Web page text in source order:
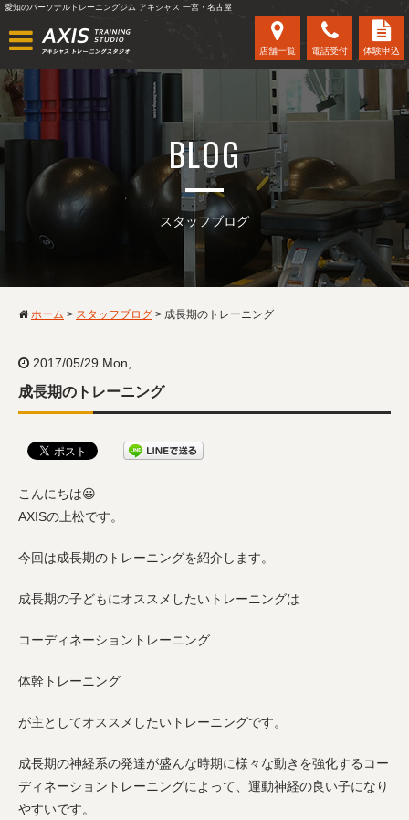
愛知のパーソナルトレーニングジム アキシャス 一宮・名古屋
店舗一覧 電話受付 体験申込
BLOG
スタッフブログ
ホーム > スタッフブログ > 成長期のトレーニング
2017/05/29 Mon,
成長期のトレーニング
こんにちは😃
AXISの上松です。
今回は成長期のトレーニングを紹介します。
成長期の子どもにオススメしたいトレーニングは
コーディネーショントレーニング
体幹トレーニング
が主としてオススメしたいトレーニングです。
成長期の神経系の発達が盛んな時期に様々な動きを強化するコー
ディネーショントレーニングによって、運動神経の良い子になり
やすいです。